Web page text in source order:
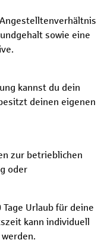
sowie eine
kannst du dein
deinen eigenen
zur betrieblichen
oder
Urlaub für deine
kann individuell